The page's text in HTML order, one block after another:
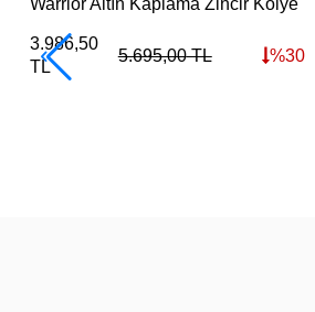
Warrior Altın Kaplama Zincir Kolye
3.986,50
TL
5.695,00TL %30